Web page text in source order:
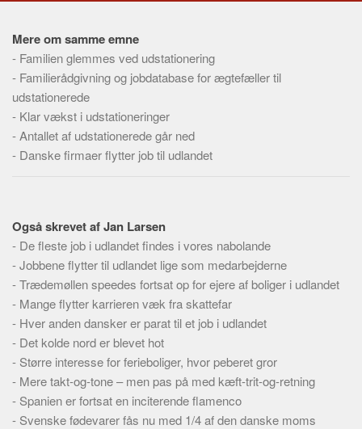
Transport
Alle
Aspekter
Køb og salg
Økonomi
Statistik
Praktisk
Alle
Meta
Dokumenttyper
Emner
Skribenter
Personer
Mere om samme emne
- Familien glemmes ved udstationering
- Familierådgivning og jobdatabase for ægtefæller til
udstationerede
- Klar vækst i udstationeringer
-Antallet af udstationerede går ned
- Danske firmaer flytter job til udlandet
Også skrevet af Jan Larsen
- De fleste job i udlandet findes i vores nabolande
-Jobbene flytter til udlandet lige som medarbejderne
-Trædemøllen speedes fortsat op for ejere af boliger i udlandet
- Mange flytter karrieren væk fra skattefar
- Hver anden dansker er parat til et job i udlandet
- Det kolde nord er blevet hot
- Større interesse for ferieboliger, hvor peberet gror
- Mere takt-og-tone – men pas på med kæft-trit-og-retning
- Spanien er fortsat en inciterende flamenco
- Svenske fødevarer fås nu med 1/4 af den danske moms